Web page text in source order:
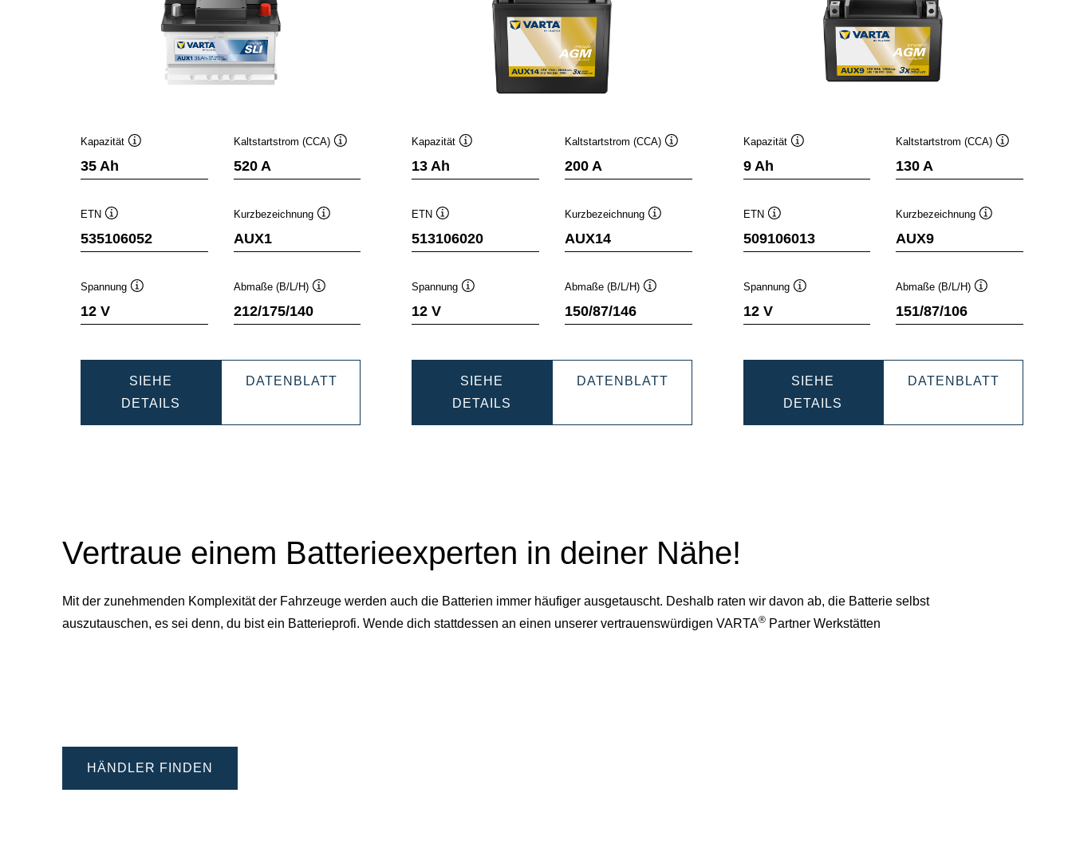
Kapazität
35 Ah
Kaltstartstrom (CCA)
520 A
ETN
535106052
Kurzbezeichnung
AUX1
Spannung
12 V
Abmaße (B/L/H)
212/175/140
SIEHE
DETAILS
AUX
DATENBLATT
AUX
Kapazität
13 Ah
Kaltstartstrom (CCA)
200 A
ETN
513106020
Kurzbezeichnung
AUX14
Spannung
12 V
Abmaße (B/L/H)
150/87/146
SIEHE
DETAILS
AUX
DATENBLATT
AUX
Kapazität
9 Ah
Kaltstartstrom (CCA)
130 A
ETN
509106013
Kurzbezeichnung
AUX9
Spannung
12 V
Abmaße (B/L/H)
151/87/106
SIEHE
DETAILS
AUX
DATENBLATT
AUX
Vertraue einem Batterieexperten in deiner Nähe!
Mit der zunehmenden Komplexität der Fahrzeuge werden auch die Batterien immer häufiger ausgetauscht. Deshalb raten wir davon ab, die Batterie selbst
auszutauschen, es sei denn, du bist ein Batterieprofi. Wende dich stattdessen an einen unserer vertrauenswürdigen VARTA® Partner Werkstätten
HÄNDLER FINDEN